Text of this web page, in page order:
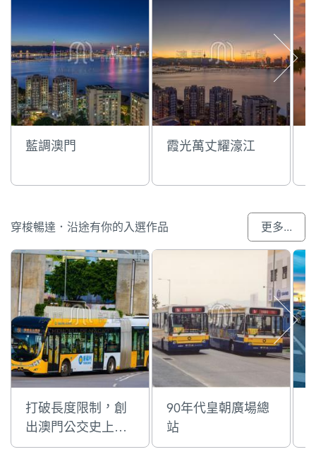
藍調澳門 霞光萬丈耀濠江
穿梭暢達．沿途有你的入選作品 更多...
打破長度限制，創
出澳門公交史上的
第一架掛接巴士…
90年代皇朝廣場總
站